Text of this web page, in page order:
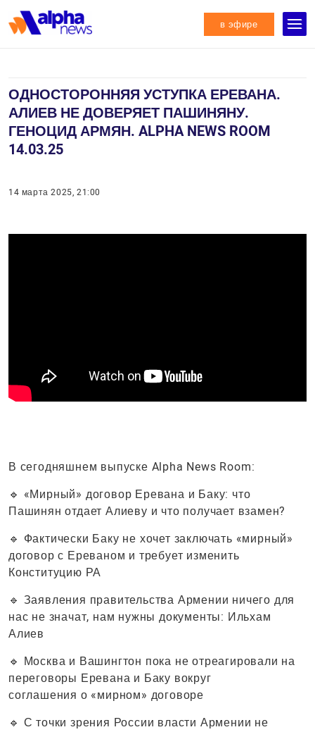
в эфире
ОДНОСТОРОННЯЯ УСТУПКА ЕРЕВАНА.
АЛИЕВ НЕ ДОВЕРЯЕТ ПАШИНЯНУ.
ГЕНОЦИД АРМЯН. ALPHA NEWS ROOM
14.03.25
14 марта 2025, 21:00
В сегодняшнем выпуске Alpha News Room:
🔹 «Мирный» договор Еревана и Баку: что
Пашинян отдает Алиеву и что получает взамен?
🔹 Фактически Баку не хочет заключать «мирный»
договор с Ереваном и требует изменить
Конституцию РА
🔹 Заявления правительства Армении ничего для
нас не значат, нам нужны документы: Ильхам
Алиев
🔹 Москва и Вашингтон пока не отреагировали на
переговоры Еревана и Баку вокруг
соглашения о «мирном» договоре
🔹 С точки зрения России власти Армении не